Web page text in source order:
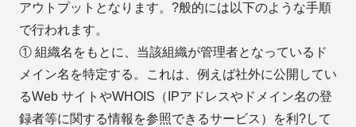
アウトプットとなります。?般的には以下のような手順
で行われます。
① 組織名をもとに、当該組織が管理者となっているド
メイン名を特定する。これは、例えば社外に公開してい
るWeb サイトやWHOIS（IPアドレスやドメイン名の登
録者等に関する情報を参照できるサービス）を利?して